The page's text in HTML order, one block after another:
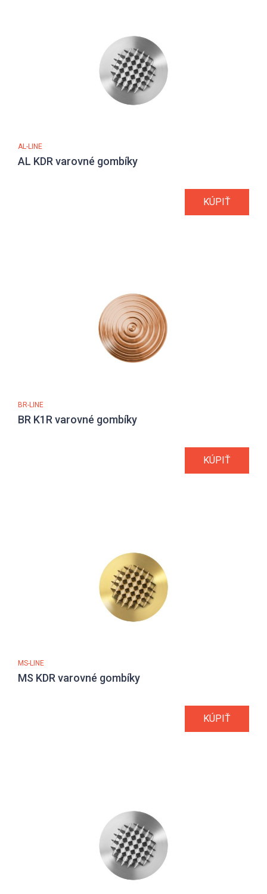
AL-LINE
AL KDR varovné gombíky
KÚPIŤ
BR-LINE
BR K1R varovné gombíky
KÚPIŤ
MS-LINE
MS KDR varovné gombíky
KÚPIŤ